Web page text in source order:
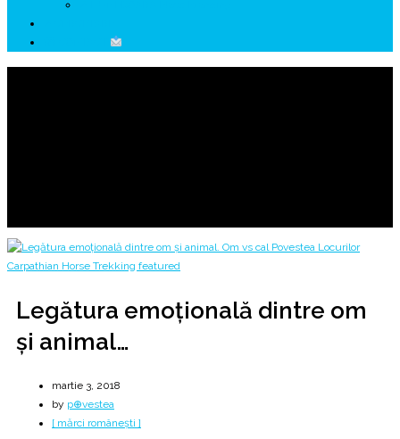
Legătura emoțională dintre om
și animal…
martie 3, 2018
by p⊕vestea
[ mărci românești ]